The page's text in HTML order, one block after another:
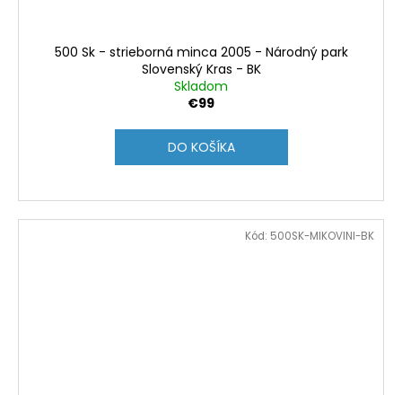
500 Sk - strieborná minca 2005 - Národný park
Slovenský Kras - BK
Skladom
€99
DO KOŠÍKA
Kód: 500SK-MIKOVINI-BK